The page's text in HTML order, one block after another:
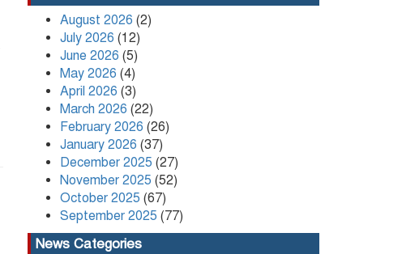
Land Grabbing and Extortion
কলাপাড়ায় ৪০ পিস ইয়াবা সহ এক
যুবক গ্রেপ্তার
August 2026 (2)
July 2026 (12)
June 2026 (5)
May 2026 (4)
April 2026 (3)
March 2026 (22)
February 2026 (26)
January 2026 (37)
December 2025 (27)
November 2025 (52)
October 2025 (67)
September 2025 (77)
News Categories